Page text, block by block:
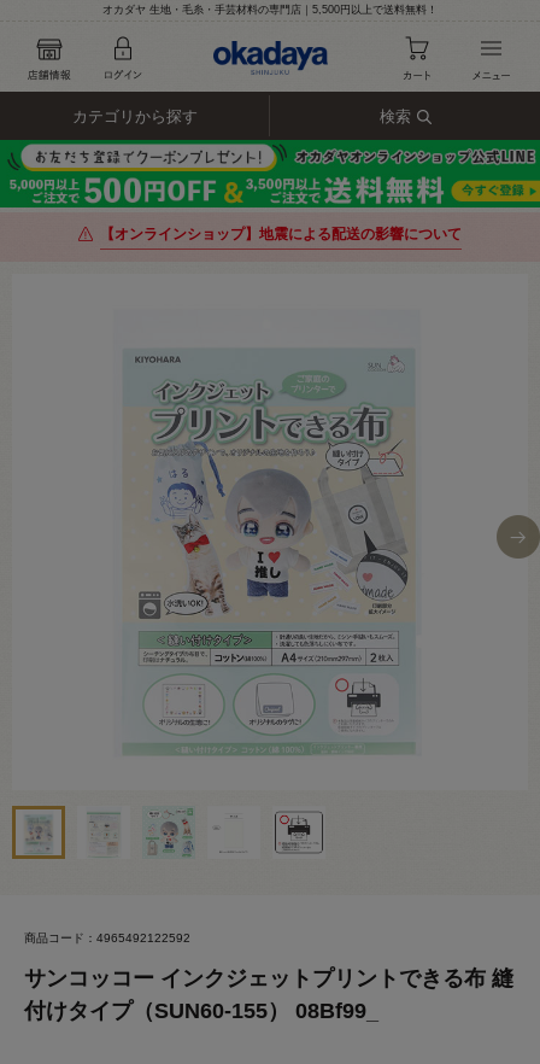
オカダヤ 生地・毛糸・手芸材料の専門店｜5,500円以上で送料無料！
カテゴリから探す 検索
【オンラインショップ】地震による配送の影響について
商品コード：4965492122592
サンコッコー インクジェットプリントできる布 縫
付けタイプ（SUN60-155） 08Bf99_